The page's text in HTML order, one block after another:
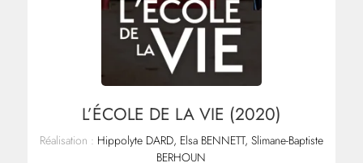
L’ÉCOLE DE LA VIE (2020)
Réalisation : Hippolyte DARD, Elsa BENNETT, Slimane-Baptiste
BERHOUN